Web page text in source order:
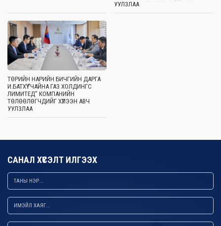
УУЛЗЛАА
ТӨРИЙН НАРИЙН БИЧГИЙН ДАРГА
И.БАТХҮҮ “ЧАЙНА ГАЗ ХОЛДИНГС
ЛИМИТЕД” КОМПАНИЙН
ТӨЛӨӨЛӨГЧДИЙГ ХҮЛЭЭН АВЧ
УУЛЗЛАА
САНАЛ ХҮСЭЛТ ИЛГЭЭХ